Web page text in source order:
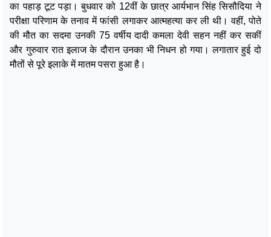
का पहाड़ टूट पड़ा। बुधवार को 12वीं के छात्र आर्यभान सिंह सिसौदिया ने
परीक्षा परिणाम के तनाव में फांसी लगाकर आत्महत्या कर ली थी। वहीं, पोते
की मौत का सदमा उनकी 75 वर्षीय दादी कमला देवी सहन नहीं कर सकीं
और गुरुवार रात इलाज के दौरान उनका भी निधन हो गया। लगातार हुई दो
मौतों से पूरे इलाके में मातम पसरा हुआ है।